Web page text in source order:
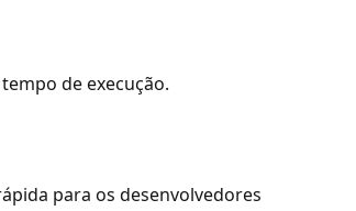
de execução.
para os desenvolvedores